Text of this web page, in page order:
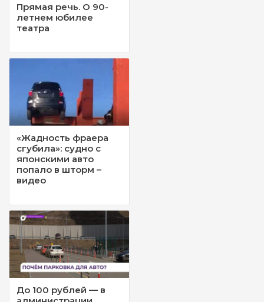
Прямая речь. О 90-
летнем юбилее
театра
«Жадность фраера
сгубила»: судно с
японскими авто
попало в шторм –
видео
До 100 рублей — в